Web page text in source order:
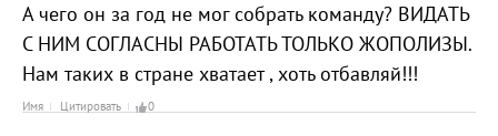
А чего он за год не мог собрать команду? ВИДАТЬ
С НИМ СОГЛАСНЫ РАБОТАТЬ ТОЛЬКО ЖОПОЛИЗЫ.
Нам таких в стране хватает , хоть отбавляй!!!
Имя Цитировать 0